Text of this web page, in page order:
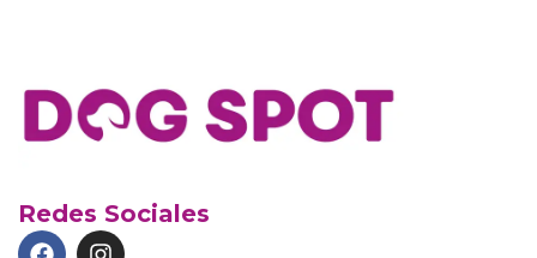
Redes Sociales